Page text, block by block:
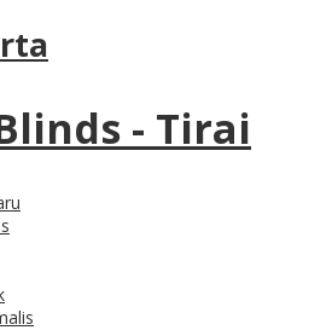
- Tirai